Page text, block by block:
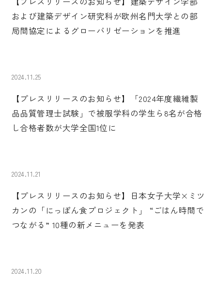
および建築デザイン研究科が欧州名門大学との部
局間協定によるグローバリゼーションを推進
2024.11.25
【プレスリリースのお知らせ】「2024年度繊維製
品品質管理士試験」で被服学科の学生ら8名が合格
し合格者数が大学全国1位に
2024.11.21
【プレスリリースのお知らせ】日本女子大学×ミツ
カンの「にっぽん食プロジェクト」 “ごはん時間で
つながる” 10種の新メニューを発表
2024.11.20